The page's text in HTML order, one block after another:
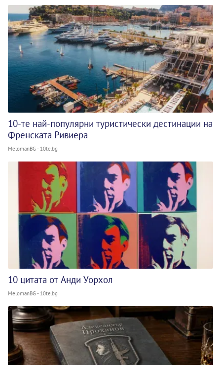
10-те най-популярни туристически дестинации на
Френската Ривиера
MelomanBG - 10te.bg
10 цитата от Анди Уорхол
MelomanBG - 10te.bg